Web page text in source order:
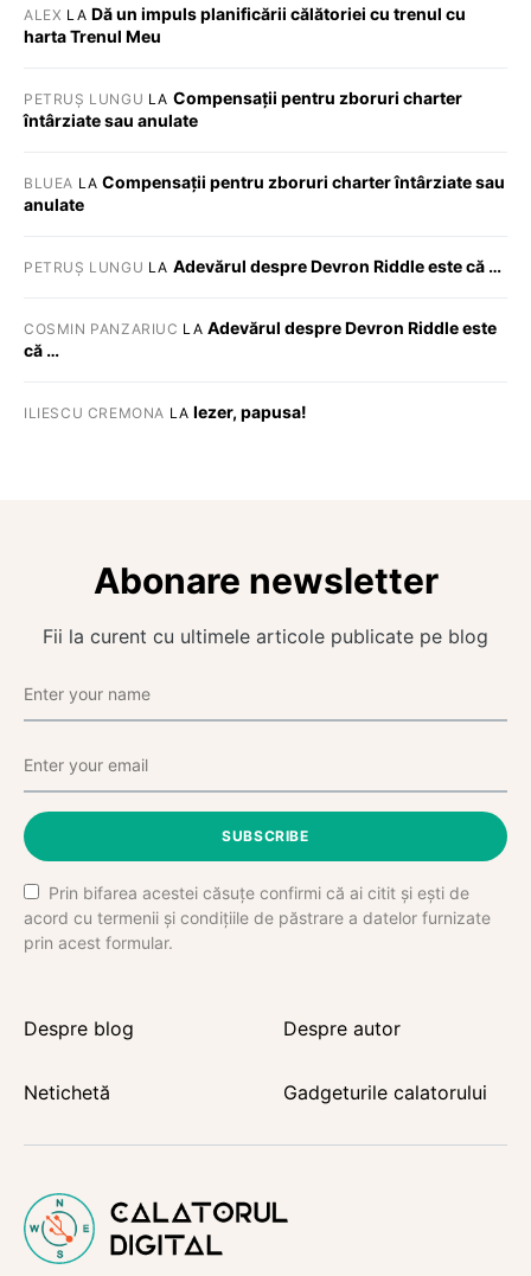
ALEX LA Dă un impuls planificării călătoriei cu trenul cu
harta Trenul Meu
PETRUȘ LUNGU LA Compensații pentru zboruri charter
întârziate sau anulate
BLUEA LACompensații pentru zboruri charter întârziate sau
anulate
PETRUȘ LUNGU LA Adevărul despre Devron Riddle este că …
COSMIN PANZARIUC LA Adevărul despre Devron Riddle este
că …
ILIESCU CREMONA LA Iezer, papusa!
Abonare newsletter
Fii la curent cu ultimele articole publicate pe blog
SUBSCRIBE
Prin bifarea acestei căsuțe confirmi că ai citit și ești de
acord cu termenii și condițiile de păstrare a datelor furnizate
prin acest formular.
Despre blog Despre autor
Netichetă Gadgeturile calatorului